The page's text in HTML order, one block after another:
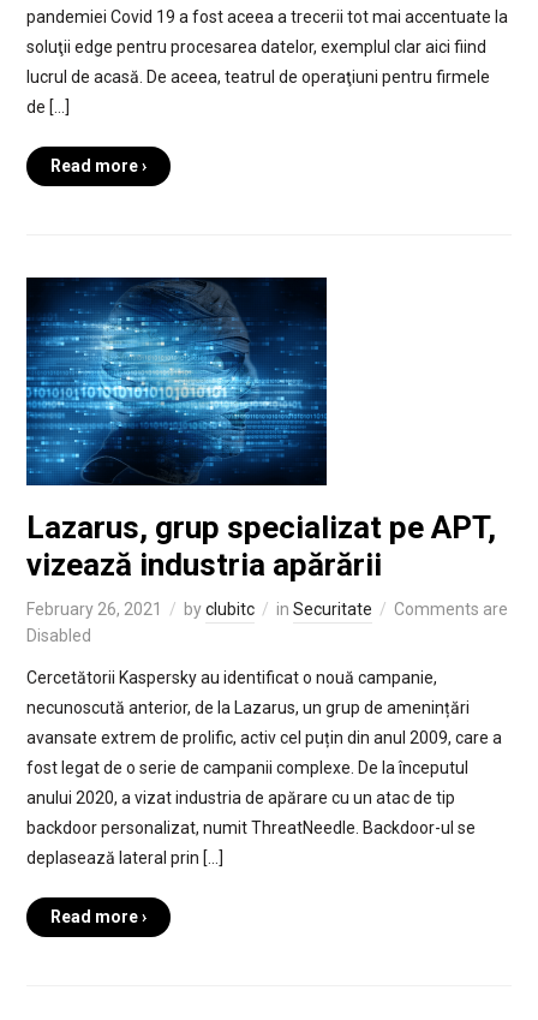
pandemiei Covid 19 a fost aceea a trecerii tot mai accentuate la
soluţii edge pentru procesarea datelor, exemplul clar aici fiind
lucrul de acasă. De aceea, teatrul de operaţiuni pentru firmele
de […]
Read more ›
Lazarus, grup specializat pe APT,
vizează industria apărării
February 26, 2021 byclubitc in Securitate
Comments are
Disabled
Cercetătorii Kaspersky au identificat o nouă campanie,
necunoscută anterior, de la Lazarus, un grup de amenințări
avansate extrem de prolific, activ cel puțin din anul 2009, care a
fost legat de o serie de campanii complexe. De la începutul
anului 2020, a vizat industria de apărare cu un atac de tip
backdoor personalizat, numit ThreatNeedle. Backdoor-ul se
deplasează lateral prin […]
Read more ›